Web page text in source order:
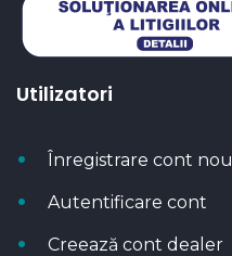
Utilizatori
Înregistrare cont nou
Autentificare cont
Creează cont dealer